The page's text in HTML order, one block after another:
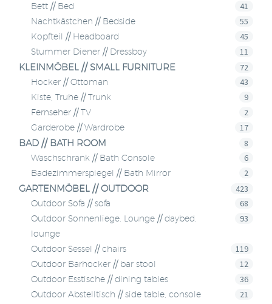
Bett // Bed 41
Nachtkästchen // Bedside 55
Kopfteil // Headboard 45
Stummer Diener // Dressboy 11
KLEINMÖBEL // SMALL FURNITURE 72
Hocker // Ottoman 43
Kiste, Truhe // Trunk 9
Fernseher // TV 2
Garderobe // Wardrobe 17
BAD // BATH ROOM 8
Waschschrank // Bath Console 6
Badezimmerspiegel // Bath Mirror 2
GARTENMÖBEL // OUTDOOR 423
Outdoor Sofa // sofa 68
Outdoor Sonnenliege, Lounge // daybed,
lounge
93
Outdoor Sessel // chairs 119
Outdoor Barhocker // bar stool 12
Outdoor Esstische // dining tables 36
Outdoor Abstelltisch // side table, console
21